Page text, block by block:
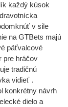
každý kúsok
v sile
na GTBets majú
päťvalcové
pre hráčov
tradičnú
vidieť .
konkrétny návrh
dielo a